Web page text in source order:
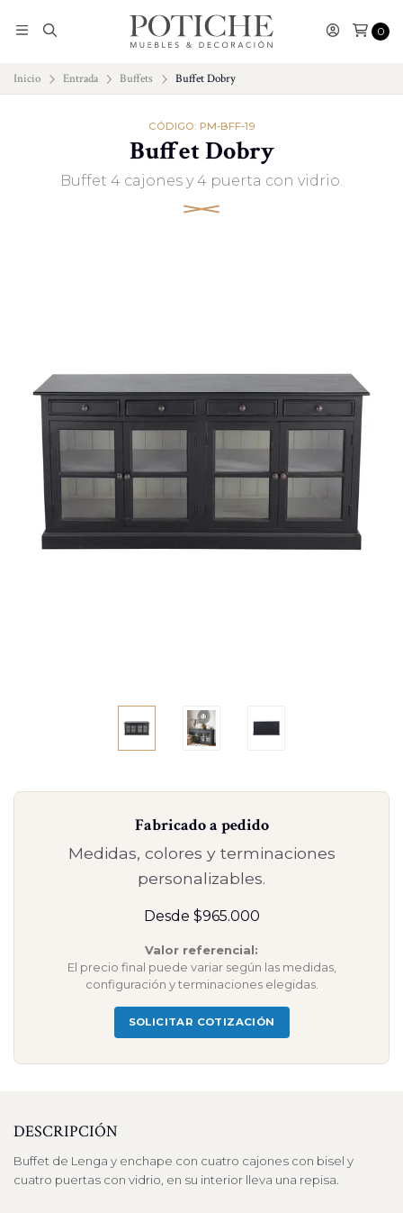
0
Inicio Entrada Buffets Buffet Dobry
CÓDIGO: PM-BFF-19
Buffet Dobry
Buffet 4 cajones y 4 puerta con vidrio.
Fabricado a pedido
Medidas, colores y terminaciones
personalizables.
Desde $965.000
Valor referencial:
El precio final puede variar según las medidas,
configuración y terminaciones elegidas.
SOLICITAR COTIZACIÓN
DESCRIPCIÓN
Buffet de Lenga y enchape con cuatro cajones con bisel y
cuatro puertas con vidrio, en su interior lleva una repisa.